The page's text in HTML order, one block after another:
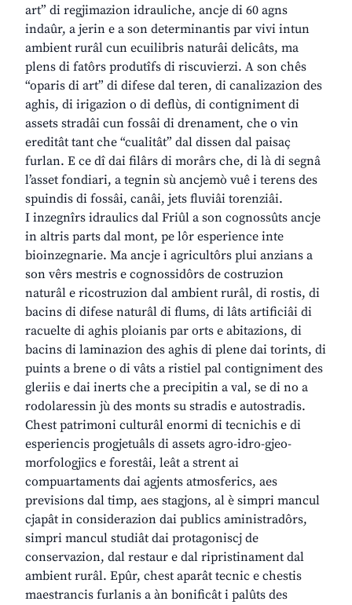
art” di regjimazion idrauliche, ancje di 60 agns
indaûr, a jerin e a son determinantis par vivi intun
ambient rurâl cun ecuilibris naturâi delicâts, ma
plens di fatôrs produtîfs di riscuvierzi. A son chês
“oparis di art” di difese dal teren, di canalizazion des
aghis, di irigazion o di deflùs, di contigniment di
assets stradâi cun fossâi di drenament, che o vin
ereditât tant che “cualitât” dal dissen dal paisaç
furlan. E ce dî dai filârs di morârs che, di là di segnâ
l’asset fondiari, a tegnin sù ancjemò vuê i terens des
spuindis di fossâi, canâi, jets fluviâi torenziâi.
I inzegnîrs idraulics dal Friûl a son cognossûts ancje
in altris parts dal mont, pe lôr esperience inte
bioinzegnarie. Ma ancje i agricultôrs plui anzians a
son vêrs mestris e cognossidôrs de costruzion
naturâl e ricostruzion dal ambient rurâl, di rostis, di
bacins di difese naturâl di flums, di lâts artificiâi di
racuelte di aghis ploianis par orts e abitazions, di
bacins di laminazion des aghis di plene dai torints, di
puints a brene o di vâts a ristiel pal contigniment des
gleriis e dai inerts che a precipitin a val, se di no a
rodolaressin jù des monts su stradis e autostradis.
Chest patrimoni culturâl enormi di tecnichis e di
esperiencis progjetuâls di assets agro-idro-gjeo-
morfologjics e forestâi, leât a strent ai
compuartaments dai agjents atmosferics, aes
previsions dal timp, aes stagjons, al è simpri mancul
cjapât in considerazion dai publics aministradôrs,
simpri mancul studiât dai protagoniscj de
conservazion, dal restaur e dal ripristinament dal
ambient rurâl. Epûr, chest aparât tecnic e chestis
maestrancis furlanis a àn bonificât i palûts des